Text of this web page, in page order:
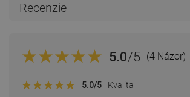
Recenzie
5.0/5 (4 Názor)
5.0/5 Kvalita